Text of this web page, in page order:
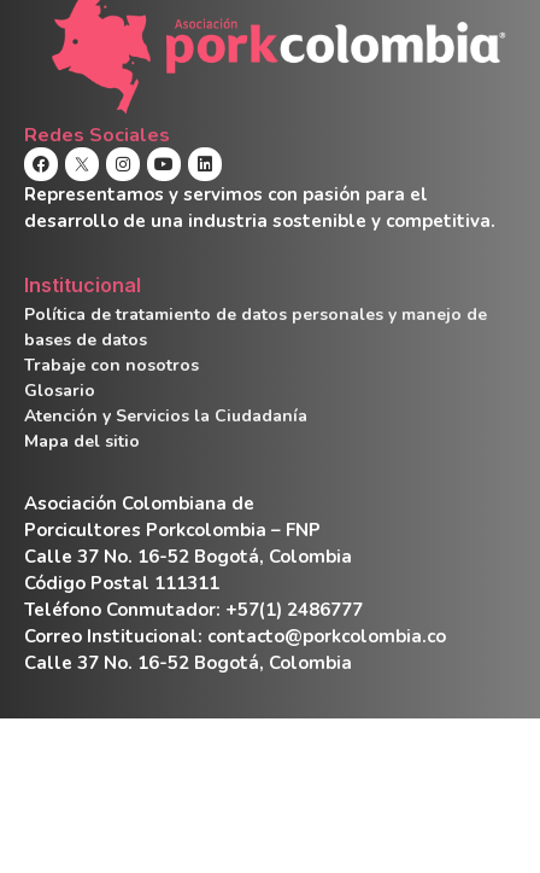
Redes Sociales
Representamos y servimos con pasión para el
desarrollo de una industria sostenible y competitiva.
Institucional
Política de tratamiento de datos personales y manejo de
bases de datos
Trabaje con nosotros
Glosario
Atención y Servicios la Ciudadanía
Mapa del sitio
Asociación Colombiana de
Porcicultores Porkcolombia – FNP
Calle 37 No. 16-52 Bogotá, Colombia
Código Postal 111311
Teléfono Conmutador: +57(1) 2486777
Correo Institucional: contacto@porkcolombia.co
Calle 37 No. 16-52 Bogotá, Colombia